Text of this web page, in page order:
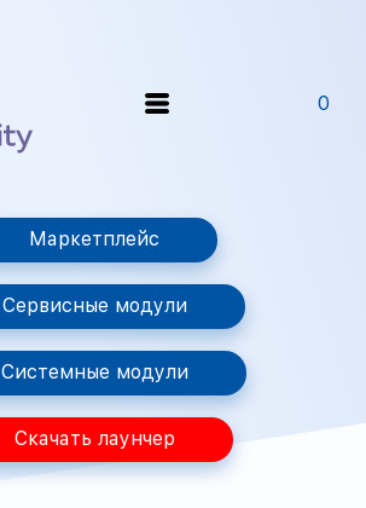
0
Маркетплейс
Сервисные модули
Системные модули
Скачать лаунчер